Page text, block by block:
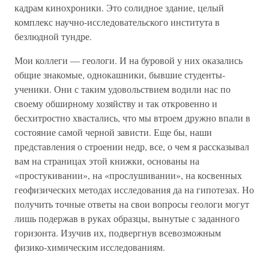
кадрам кинохроники. Это солидное здание, целый
комплекс научно-исследовательского института в
безлюдной тундре.
Мои коллеги — геологи. И на буровой у них оказались
общие знакомые, однокашники, бывшие студенты-
ученики. Они с таким удовольствием водили нас по
своему обширному хозяйству и так откровенно и
бесхитростно хвастались, что мы втроем дружно впали в
состояние самой черной зависти. Еще бы, наши
представления о строении недр, все, о чем я рассказывал
вам на страницах этой книжки, основаны на
«простукивании», на «прослушивании», на косвенных
геофизических методах исследования да на гипотезах. Но
получить точные ответы на свои вопросы геологи могут
лишь подержав в руках образцы, вынутые с заданного
горизонта. Изучив их, подвергнув всевозможным
физико-химическим исследованиям.